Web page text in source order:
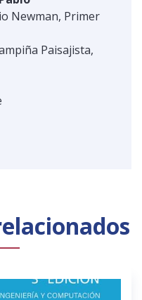
Newman, Primer
Paisajista,